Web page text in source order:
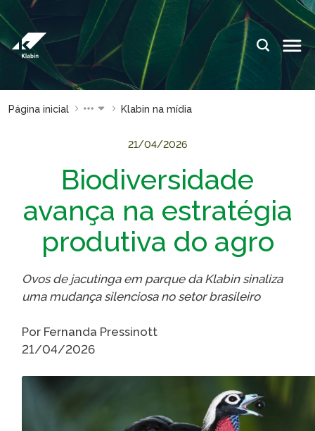
Pular para o Conteúdo principal
IDIOMAS:
ES
ESPAÇOS KLABIN
Investidores
Relatório de
Sustentabilidade
Plante com a
Klabin
Todas Florestas
Painel ASG
Blog
Klabin
Inova
Klabin
VER A LISTA COMPLETA
Página inicial Klabin na mídia
21/04/2026
Biodiversidade
avança na estratégia
produtiva do agro
Ovos de jacutinga em parque da Klabin sinaliza
uma mudança silenciosa no setor brasileiro
Por Fernanda Pressinott
21/04/2026